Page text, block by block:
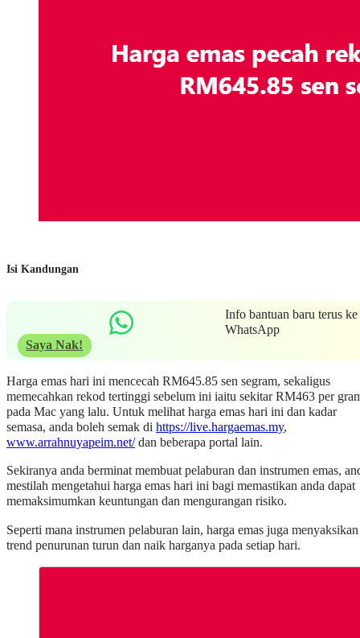
Isi Kandungan
Info bantuan baru terus ke
WhatsApp
Saya Nak!
Harga emas hari ini mencecah RM645.85 sen segram, sekaligus
memecahkan rekod tertinggi sebelum ini iaitu sekitar RM463 per
pada Mac yang lalu. Untuk melihat harga emas hari ini dan kadar
semasa, anda boleh semak di https://live.hargaemas.my,
www.arrahnuyapeim.net/dan beberapa portal lain.
Sekiranya anda berminat membuat pelaburan dan instrumen emas,
mestilah mengetahui harga emas hari ini bagi memastikan anda dapat
memaksimumkan keuntungan dan mengurangan risiko.
Seperti mana instrumen pelaburan lain, harga emas juga menyaksikan
trend penurunan turun dan naik harganya pada setiap hari.